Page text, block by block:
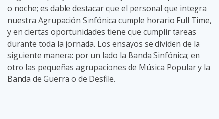
o noche; es dable destacar que el personal que integra
nuestra Agrupación Sinfónica cumple horario Full Time,
y en ciertas oportunidades tiene que cumplir tareas
durante toda la jornada. Los ensayos se dividen de la
siguiente manera: por un lado la Banda Sinfónica; en
otro las pequeñas agrupaciones de Música Popular y la
Banda de Guerra o de Desfile.